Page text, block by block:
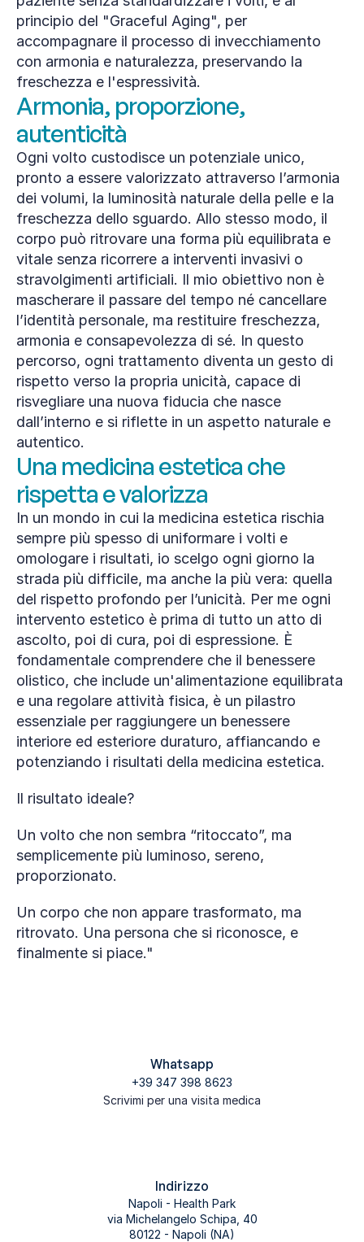
principio del "Graceful Aging", per
accompagnare il processo di invecchiamento
con armonia e naturalezza, preservando la
freschezza e l'espressività.
Armonia, proporzione,
autenticità
Ogni volto custodisce un potenziale unico,
pronto a essere valorizzato attraverso l’armonia
dei volumi, la luminosità naturale della pelle e la
freschezza dello sguardo. Allo stesso modo, il
corpo può ritrovare una forma più equilibrata e
vitale senza ricorrere a interventi invasivi o
stravolgimenti artificiali. Il mio obiettivo non è
mascherare il passare del tempo né cancellare
l’identità personale, ma restituire freschezza,
armonia e consapevolezza di sé. In questo
percorso, ogni trattamento diventa un gesto di
rispetto verso la propria unicità, capace di
risvegliare una nuova fiducia che nasce
dall’interno e si riflette in un aspetto naturale e
autentico.
Una medicina estetica che
rispetta e valorizza
In un mondo in cui la medicina estetica rischia
sempre più spesso di uniformare i volti e
omologare i risultati, io scelgo ogni giorno la
strada più difficile, ma anche la più vera: quella
del rispetto profondo per l’unicità. Per me ogni
intervento estetico è prima di tutto un atto di
ascolto, poi di cura, poi di espressione. È
fondamentale comprendere che il benessere
olistico, che include un'alimentazione equilibrata
e una regolare attività fisica, è un pilastro
essenziale per raggiungere un benessere
interiore ed esteriore duraturo, affiancando e
potenziando i risultati della medicina estetica.
Il risultato ideale?
Un volto che non sembra “ritoccato”, ma
semplicemente più luminoso, sereno,
proporzionato.
Un corpo che non appare trasformato, ma
ritrovato. Una persona che si riconosce, e
finalmente si piace."
Whatsapp
+39 347 398 8623
Scrivimi per una visita medica
Indirizzo
Napoli - Health Park
via Michelangelo Schipa, 40
80122 - Napoli (NA)